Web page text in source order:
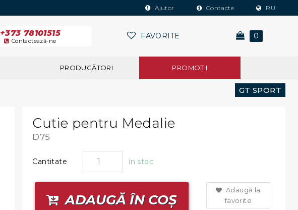
Ajutor Contacte RU
+373 78101515
Contactează-ne
FAVORITE 0
PRODUCĂTORI PROMOŢII
GT SPORT
Cutie pentru Medalie
D75
Cantitate în stoc
ADAUGĂ ÎN COȘ
Adaugă la
favorite